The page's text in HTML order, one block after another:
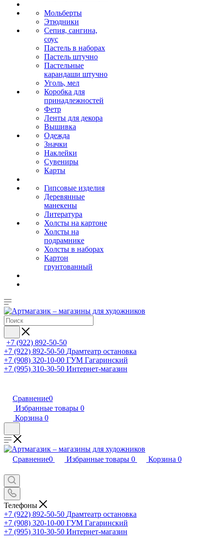
Мольберты
Этюдники
Сепия, сангина,
соус
Пастель в наборах
Пастель штучно
Пастельные
карандаши штучно
Уголь, мел
Коробка для
принадлежностей
Фетр
Ленты для декора
Вышивка
Одежда
Значки
Наклейки
Сувениры
Карты
Гипсовые изделия
Деревянные
манекены
Литература
Холсты на картоне
Холсты на
подрамнике
Холсты в наборах
Картон
грунтованный
+7 (922) 892-50-50
+7 (922) 892-50-50 Драмтеатр остановка
+7 (908) 320-10-00 ГУМ Гагаринский
+7 (995) 310-30-50 Интернет-магазин
Сравнение0
Избранные товары 0
Корзина 0
Сравнение0 Избранные товары 0 Корзина 0
Телефоны
+7 (922) 892-50-50 Драмтеатр остановка
+7 (908) 320-10-00 ГУМ Гагаринский
+7 (995) 310-30-50 Интернет-магазин